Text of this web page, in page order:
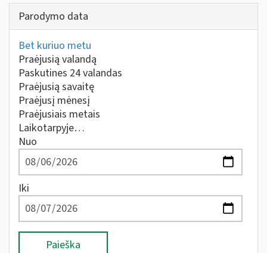
Parodymo data
Bet kuriuo metu
Praėjusią valandą
Paskutines 24 valandas
Praėjusią savaitę
Praėjusį mėnesį
Praėjusiais metais
Laikotarpyje…
Nuo
Iki
Paieška